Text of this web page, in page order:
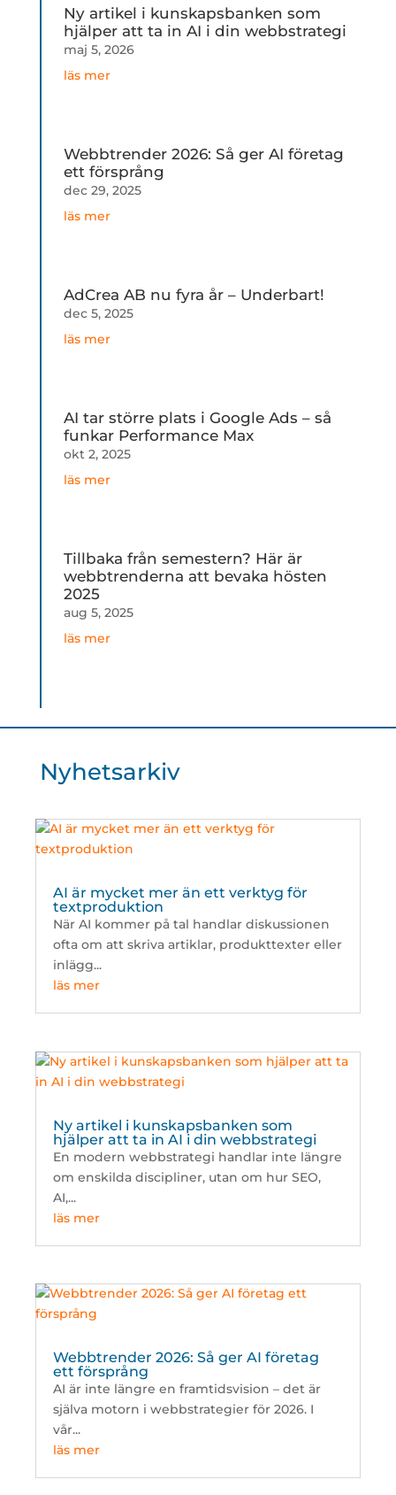
Ny artikel i kunskapsbanken som
hjälper att ta in AI i din webbstrategi
maj 5, 2026
läs mer
Webbtrender 2026: Så ger AI företag
ett försprång
dec 29, 2025
läs mer
AdCrea AB nu fyra år – Underbart!
dec 5, 2025
läs mer
AI tar större plats i Google Ads – så
funkar Performance Max
okt 2, 2025
läs mer
Tillbaka från semestern? Här är
webbtrenderna att bevaka hösten
2025
aug 5, 2025
läs mer
Nyhetsarkiv
AI är mycket mer än ett verktyg för
textproduktion
När AI kommer på tal handlar diskussionen
ofta om att skriva artiklar, produkttexter eller
inlägg...
läs mer
Ny artikel i kunskapsbanken som
hjälper att ta in AI i din webbstrategi
En modern webbstrategi handlar inte längre
om enskilda discipliner, utan om hur SEO,
AI,...
läs mer
Webbtrender 2026: Så ger AI företag
ett försprång
AI är inte längre en framtidsvision – det är
själva motorn i webbstrategier för 2026. I
vår...
läs mer